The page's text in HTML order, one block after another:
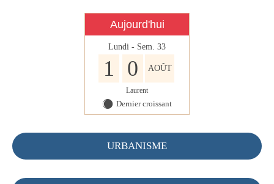
Séjourner à Faverolles
Nos Partenaires
Aujourd'hui
Lundi - Sem. 33
1 0 AOÛT
Laurent
Y Dernier croissant
URBANISME